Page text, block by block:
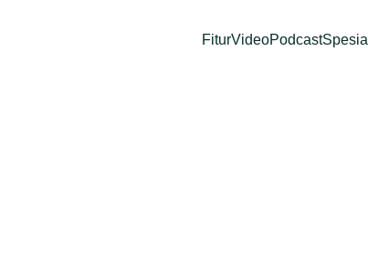
FiturVideoPodcastSpesial